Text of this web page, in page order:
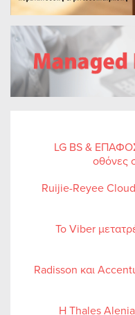
LG BS &
οθόνες
Ruijie-Reyee Cloud
Το Viber
Radisson και
Η Thales